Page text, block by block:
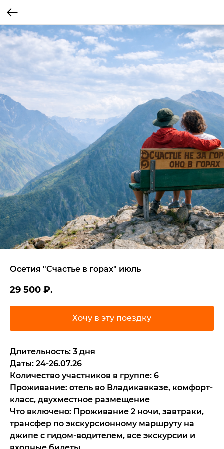
Осетия "Счастье в горах" июль
29 500 ₽.
Хочу в эту поездку
Длительность: 3 дня
Даты: 24-26.07.26
Количество участников в группе: 6
Проживание: отель во Владикавказе, комфорт-
класс, двухместное размещение
Что включено: Проживание 2 ночи, завтраки,
трансфер по экскурсионному маршруту на
джипе с гидом-водителем, все экскурсии и